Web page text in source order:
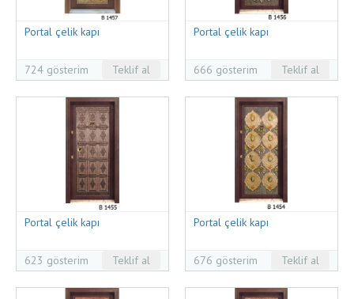
Portal çelik kapı
724 gösterim Teklif al
Portal çelik kapı
666 gösterim Teklif al
Portal çelik kapı
623 gösterim Teklif al
Portal çelik kapı
676 gösterim Teklif al